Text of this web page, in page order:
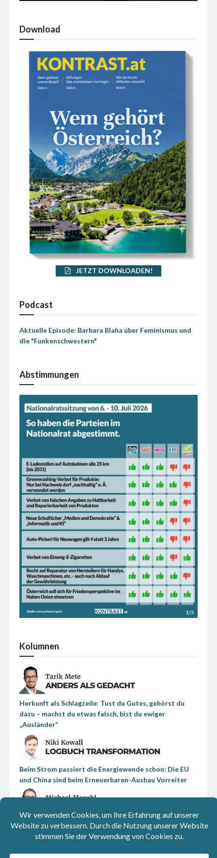
Download
JETZT DOWNLOADEN!
Podcast
Aktuelle Episode: Barbara Blaha über Feminismus und
die "Funkenschwestern"
Abstimmungen
Kolumnen
Herkunft als Schlagzeile: Tust du Gutes, gehörst du
dazu – machst du etwas falsch, bist du ewiger
„Ausländer“
Beim Strom passiert die Energiewende schon: Die EU
und China sind beim Erneuerbaren-Ausbau Vorreiter
Politik für Reiche im Klassenzimmer: Die Agenda
Austria hat den Wirtschafts-Unterricht unserer Kinder